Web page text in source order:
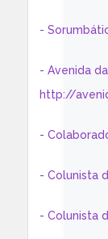
-
- Avenida
http://
-
- Colunista
- Colunista